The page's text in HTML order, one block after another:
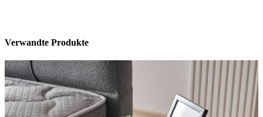
Verwandte Produkte